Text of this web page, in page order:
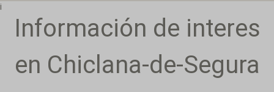
¡
Información de interes
en Chiclana-de-Segura